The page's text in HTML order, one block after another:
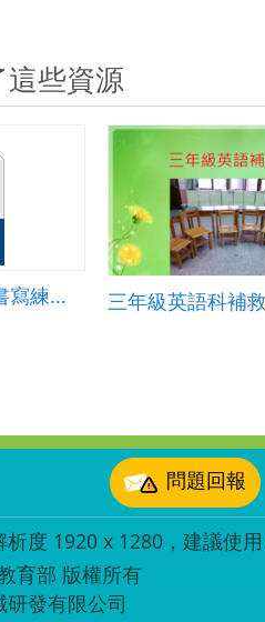
些資源
英語字母.單字.句子書寫練習空白單 三年級英語科補
問題回報
度 1920 x 1280，建議使
育部 版權所有
發有限公司